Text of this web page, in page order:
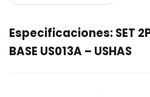
Especificaciones: SET
BASE US013A – USHAS